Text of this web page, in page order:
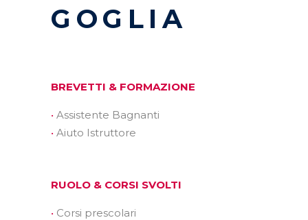
GOGLIA
BREVETTI & FORMAZIONE
Assistente Bagnanti
Aiuto Istruttore
RUOLO & CORSI SVOLTI
Corsi prescolari